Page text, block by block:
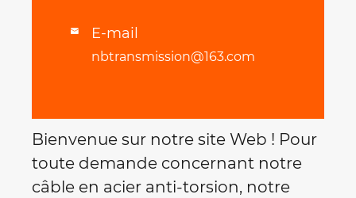
 E-mail
nbtransmission@163.com
Bienvenue sur notre site Web ! Pour
toute demande concernant notre
câble en acier anti-torsion, notre